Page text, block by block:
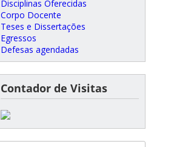
Disciplinas Oferecidas
Corpo Docente
Teses e Dissertações
Egressos
Defesas agendadas
Contador de Visitas